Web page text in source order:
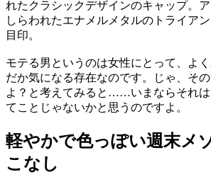
れたクラシックデザインのキャップ。
しらわれたエナメルメタルのトライア
目印。
モテる男というのは女性にとって、よ
だか気になる存在なのです。じゃ、そ
よ？と考えてみると……いまならそれは
てことじゃないかと思うのですよ。
軽やかで色っぽい週末メ
こなし